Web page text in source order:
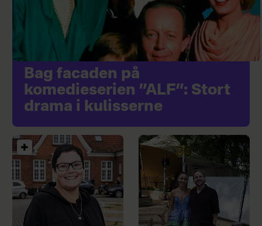
Bag facaden på
komedieserien ”ALF”: Stort
drama i kulisserne